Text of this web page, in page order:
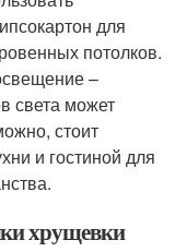
для
потолков.
–
света может
стоит
и гостиной для
хрущевки